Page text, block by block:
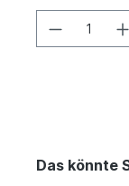
Das könnte